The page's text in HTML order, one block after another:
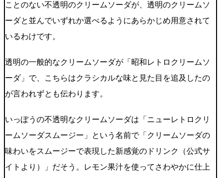
ことのない不透明のクリームソーダが、透明のクリームソ
ーダと並んでいずれか選べるようにあらかじめ用意されて
いるわけです。
透明の一般的なクリームソーダが「昭和レトロクリームソ
ーダ」で、こちらはクラシカルな味と見た目を追及したの
が言われずとも伝わります。
いっぽうの不透明なクリームソーダは「ニューレトロクリ
ームソーダスムージー」という名前で「クリームソーダの
味わいをスムージーで表現した新感覚のドリンク（公式サ
イトより）」だそう。レモン果汁を使ってさわやかに仕上